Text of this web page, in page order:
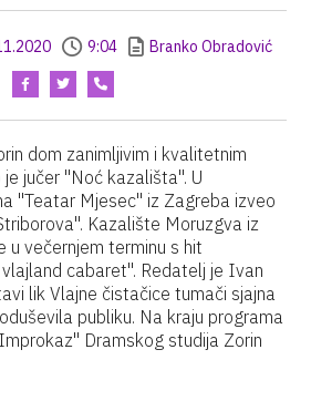
9:04 Branko Obradović
dom zanimljivim i kvalitetnim
jučer "Noć kazališta". U
"Teatar Mjesec" iz Zagreba izveo
Kazalište Moruzgva iz
u večernjem terminu s hit
cabaret". Redatelj je Ivan
lik Vlajne čistačice tumači sjajna
publiku. Na kraju programa
Dramskog studija Zorin